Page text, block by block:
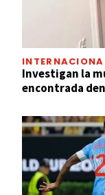
Investigan la
encontrada